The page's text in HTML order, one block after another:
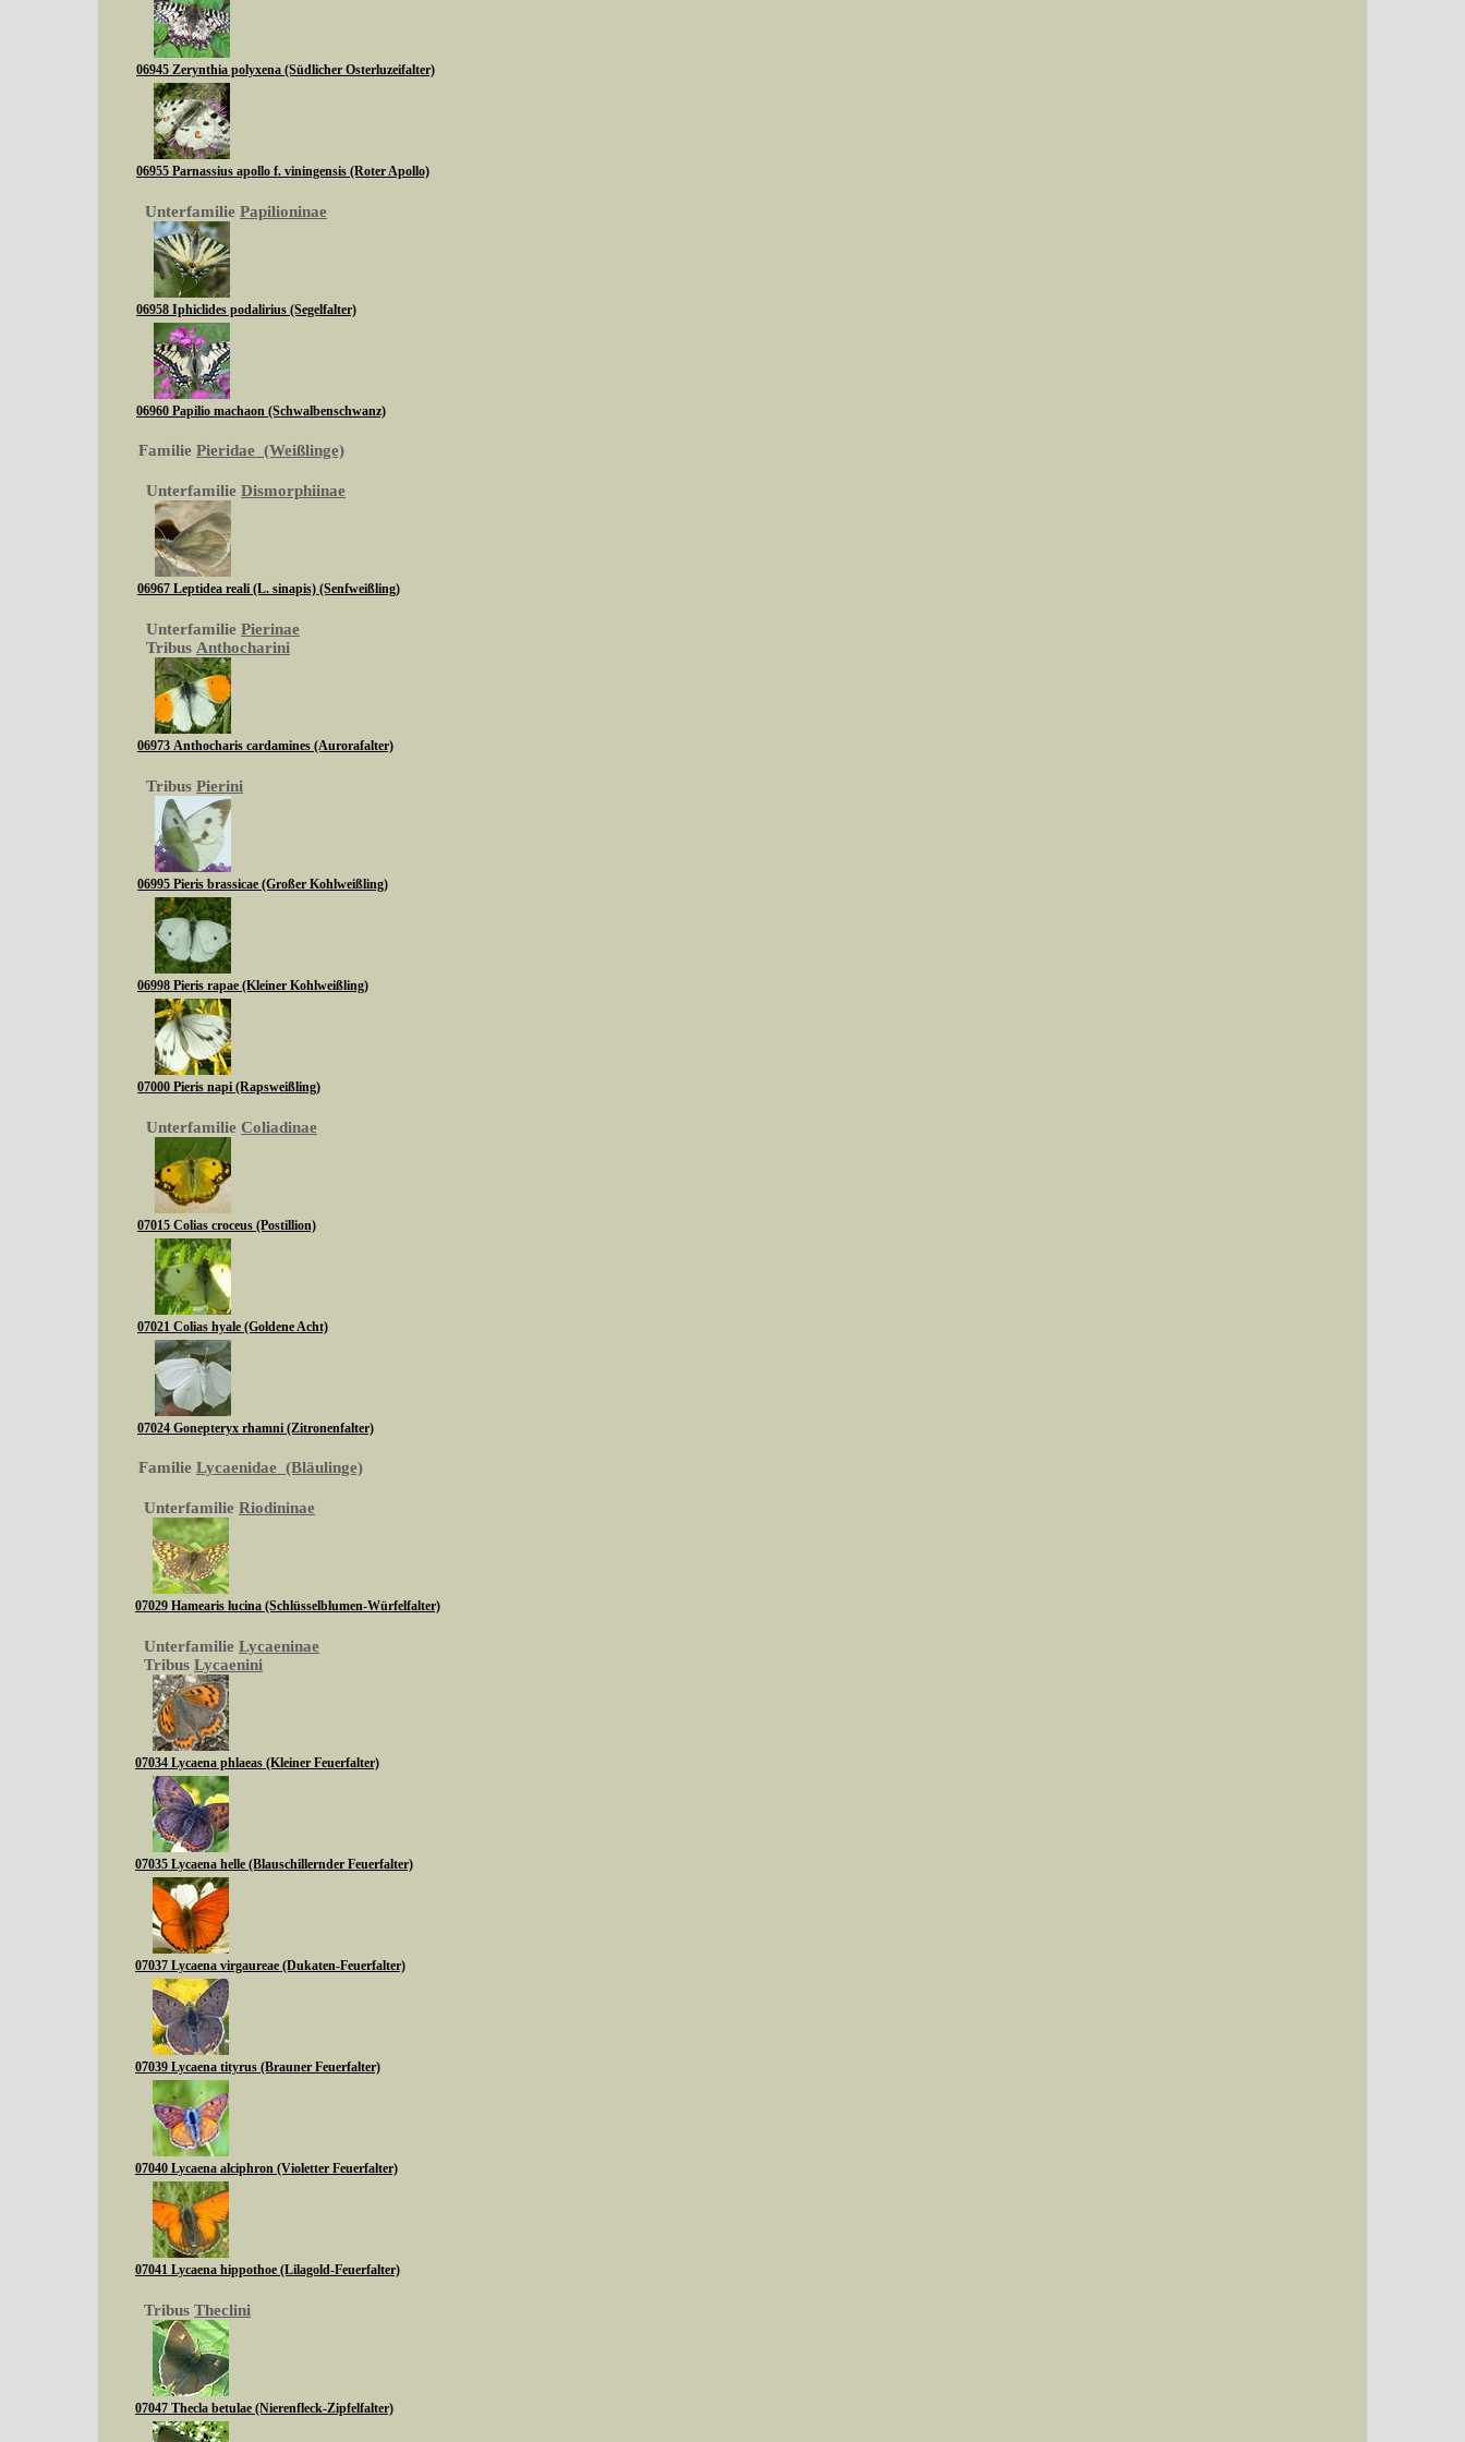
06945 Zerynthia polyxena (Südlicher Osterluzeifalter)
06955 Parnassius apollo f. viningensis (Roter Apollo)
Unterfamilie Papilioninae
06958 Iphiclides podalirius (Segelfalter)
06960 Papilio machaon (Schwalbenschwanz)
Familie Pieridae (Weißlinge)
Unterfamilie Dismorphiinae
06967 Leptidea reali (L. sinapis) (Senfweißling)
Unterfamilie Pierinae
Tribus Anthocharini
06973 Anthocharis cardamines (Aurorafalter)
Tribus Pierini
06995 Pieris brassicae (Großer Kohlweißling)
06998 Pieris rapae (Kleiner Kohlweißling)
07000 Pieris napi (Rapsweißling)
Unterfamilie Coliadinae
07015 Colias croceus (Postillion)
07021 Colias hyale (Goldene Acht)
07024 Gonepteryx rhamni (Zitronenfalter)
Familie Lycaenidae (Bläulinge)
Unterfamilie Riodininae
07029 Hamearis lucina (Schlüsselblumen-Würfelfalter)
Unterfamilie Lycaeninae
Tribus Lycaenini
07034 Lycaena phlaeas (Kleiner Feuerfalter)
07035 Lycaena helle (Blauschillernder Feuerfalter)
07037 Lycaena virgaureae (Dukaten-Feuerfalter)
07039 Lycaena tityrus (Brauner Feuerfalter)
07040 Lycaena alciphron (Violetter Feuerfalter)
07041 Lycaena hippothoe (Lilagold-Feuerfalter)
Tribus Theclini
07047 Thecla betulae (Nierenfleck-Zipfelfalter)